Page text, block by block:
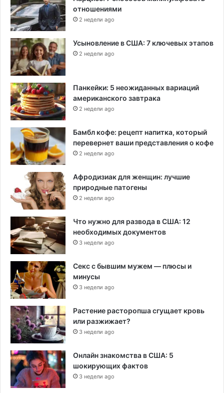
отношениями
2 недели ago
Усыновление в США: 7 ключевых этапов
2 недели ago
Панкейки: 5 неожиданных вариаций
американского завтрака
2 недели ago
Бамбл кофе: рецепт напитка, который
перевернет ваши представления о кофе
2 недели ago
Афродизиак для женщин: лучшие
природные патогены
2 недели ago
Что нужно для развода в США: 12
необходимых документов
3 недели ago
Секс с бывшим мужем — плюсы и
минусы
3 недели ago
Растение расторопша сгущает кровь
или разжижает?
3 недели ago
Онлайн знакомства в США: 5
шокирующих фактов
3 недели ago